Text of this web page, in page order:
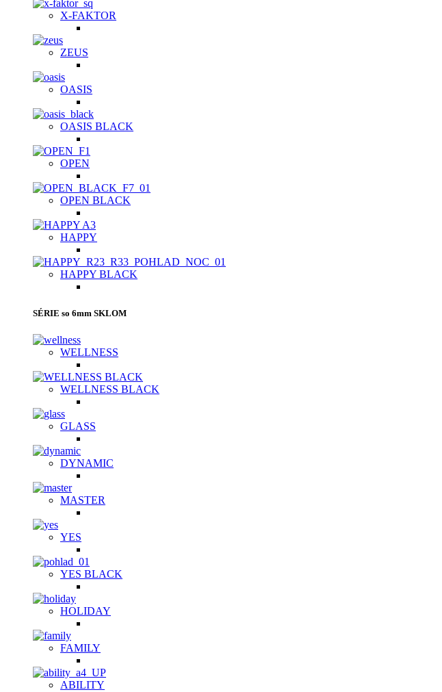
X-FAKTOR
ZEUS
OASIS
OASIS BLACK
OPEN
OPEN BLACK
HAPPY
HAPPY BLACK
SÉRIE so 6mm SKLOM
WELLNESS
WELLNESS BLACK
GLASS
DYNAMIC
MASTER
YES
YES BLACK
HOLIDAY
FAMILY
ABILITY